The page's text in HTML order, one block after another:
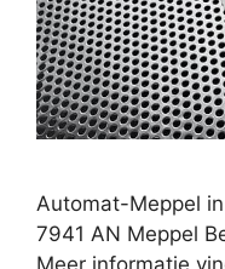
Automat-Meppel
7941 AN Meppel
Meer informatie